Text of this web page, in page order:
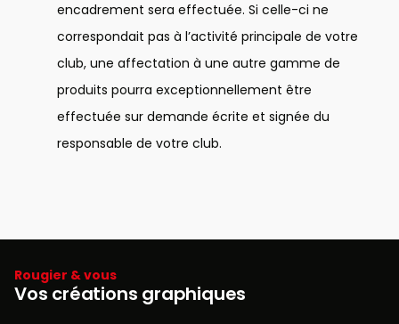
encadrement sera effectuée. Si celle-ci ne
correspondait pas à l’activité principale de votre
club, une affectation à une autre gamme de
produits pourra exceptionnellement être
effectuée sur demande écrite et signée du
responsable de votre club.
Rougier & vous
Vos créations graphiques